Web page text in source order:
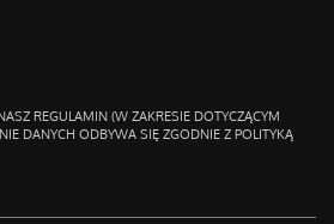
REGULAMIN (W ZAKRESIE DOTYCZĄCYM
DANYCH ODBYWA SIĘ ZGODNIE Z POLITYKĄ